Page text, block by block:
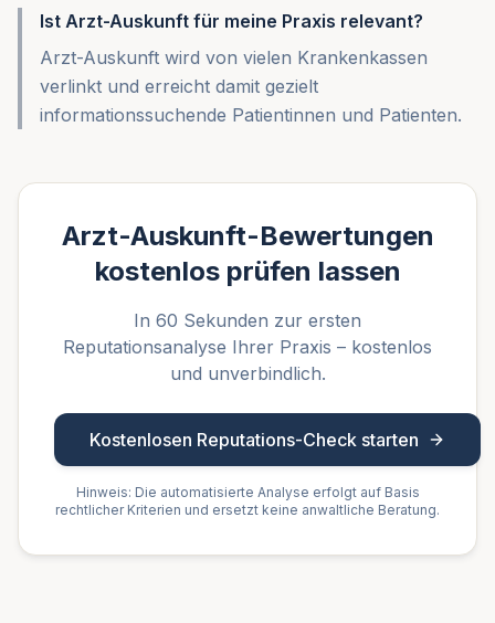
Ist Arzt-Auskunft für meine Praxis relevant?
Arzt-Auskunft wird von vielen Krankenkassen
verlinkt und erreicht damit gezielt
informationssuchende Patientinnen und Patienten.
Arzt-Auskunft-Bewertungen
kostenlos prüfen lassen
In 60 Sekunden zur ersten
Reputationsanalyse Ihrer Praxis – kostenlos
und unverbindlich.
Kostenlosen Reputations-Check starten
Hinweis: Die automatisierte Analyse erfolgt auf Basis
rechtlicher Kriterien und ersetzt keine anwaltliche Beratung.